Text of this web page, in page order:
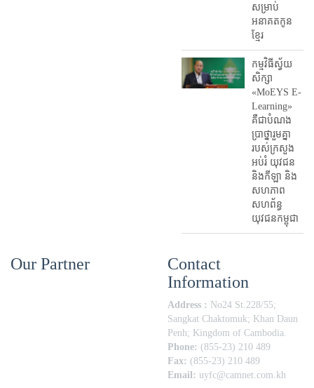
សម្រាប់
អនាគតកូន
ខ្មែរ
កម្មវិធីស្វ័យ
សិក្សា
«MoEYS E-
Learning»
គឺជាបំណង
ប្រាថ្នារួមគ្នា
របស់ក្រសួង
អប់រំ​ យុវជន
និងកីឡា និង
សហភាព
សហព័ន្ធ
យុវជនកម្ពុជា
Our Partner
Contact
Information
Address : No24 St.228/55;
Sangkat Chaktomuk; Khan Daun
Penh; Kingdom of Cambodia.
Phone: (855-23) 210 489
Fax: (855-23) 210 489
Email: uyfc@camnet.com.kh